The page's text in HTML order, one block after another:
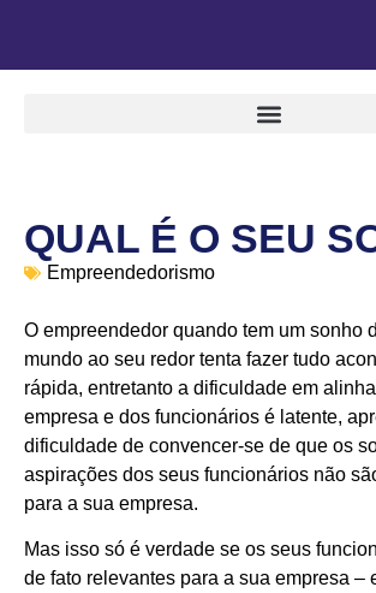
QUAL É O SEU
Empreendedorismo
O empreendedor quando tem um sonho
mundo ao seu redor tenta fazer tudo
rápida, entretanto a dificuldade em
empresa e dos funcionários é latente,
dificuldade de convencer-se de que os
aspirações dos seus funcionários não
para a sua empresa.
Mas isso só é verdade se os seus
de fato relevantes para a sua empresa –